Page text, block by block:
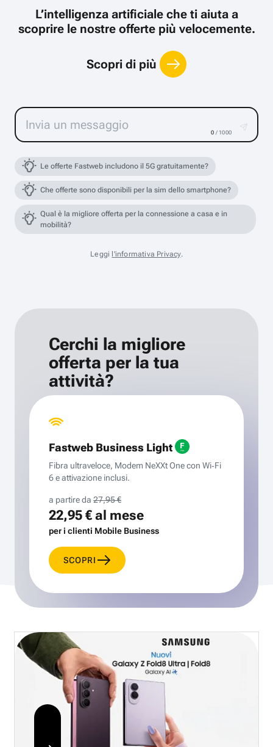
L’intelligenza artificiale che ti aiuta a
scoprire le nostre offerte più velocemente.
Scopri di più
0 / 1000
Le offerte Fastweb includono il 5G gratuitamente?
Che offerte sono disponibili per la sim dello smartphone?
Qual è la migliore offerta per la connessione a casa e in
mobilità?
Leggi l'informativa Privacy.
Cerchi la migliore
offerta per la tua
attività?
Fastweb Business Light
Fibra ultraveloce, Modem NeXXt One con Wi‑Fi
6 e attivazione inclusi.
a partire da 27,95 €
22,95 €al mese
per i clienti Mobile Business
SCOPRI